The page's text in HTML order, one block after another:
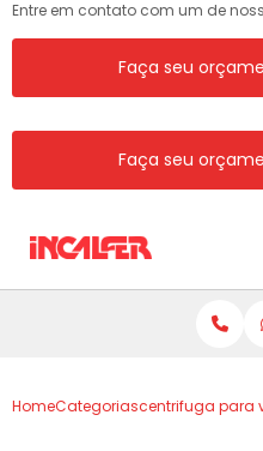
Entre em contato com um de
Faça seu
Faça seu
HomeCategoriascentrifuga para